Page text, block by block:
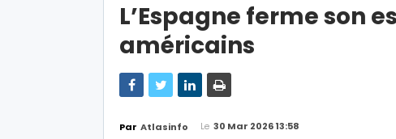
L’Espagne ferme son
américains
Par Atlasinfo Le 30 Mar 2026 13:58